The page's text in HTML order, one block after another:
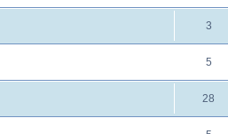
3
5
28